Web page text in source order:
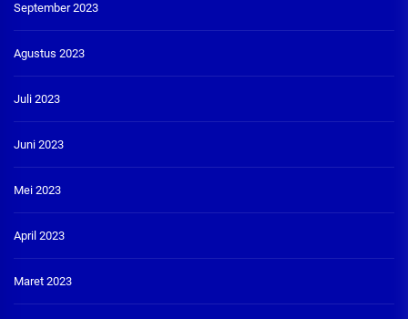
September 2023
Agustus 2023
Juli 2023
Juni 2023
Mei 2023
April 2023
Maret 2023